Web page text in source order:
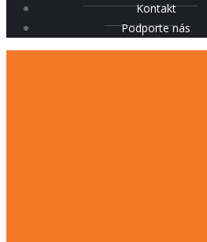
Kontakt
Podporte nás